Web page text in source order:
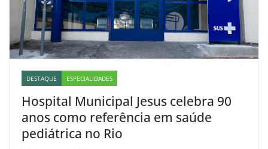
DESTAQUE ESPECIALIDADES
Hospital Municipal Jesus celebra 90
anos como referência em saúde
pediátrica no Rio